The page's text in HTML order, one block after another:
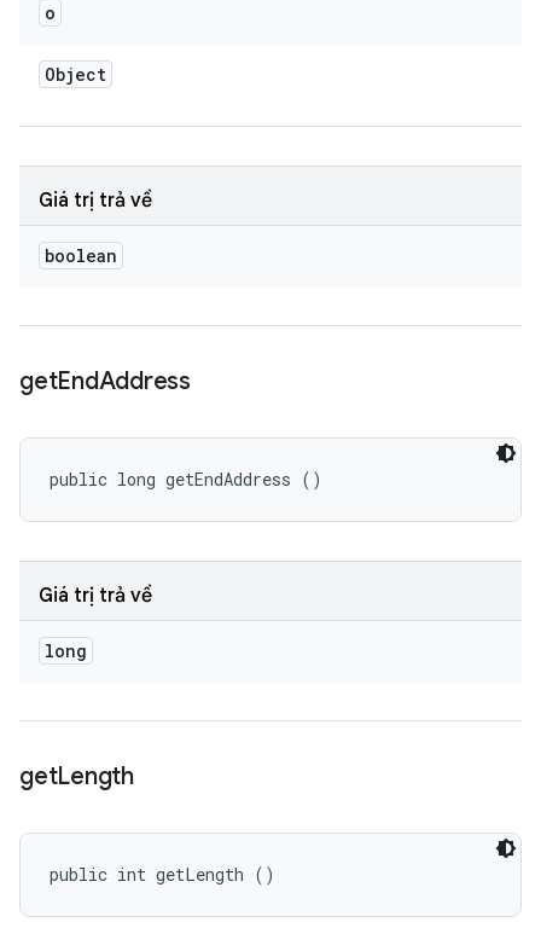
o
Object
Giá trị trả về
boolean
getEndAddress
public long getEndAddress ()
Giá trị trả về
long
getLength
public int getLength ()